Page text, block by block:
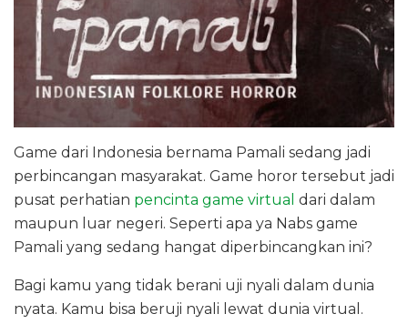
Game dari Indonesia bernama Pamali sedang jadi
perbincangan masyarakat. Game horor tersebut jadi
pusat perhatian pencinta game virtual dari dalam
maupun luar negeri. Seperti apa ya Nabs game
Pamali yang sedang hangat diperbincangkan ini?
Bagi kamu yang tidak berani uji nyali dalam dunia
nyata. Kamu bisa beruji nyali lewat dunia virtual.